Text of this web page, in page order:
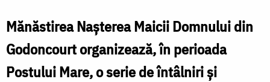
Mănăstirea Nașterea Maicii Domnului din
Godoncourt organizează, în perioada
Postului Mare, o serie de întâlniri și